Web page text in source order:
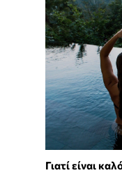
Γιατί είναι